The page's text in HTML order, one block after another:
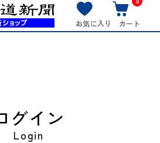
お気に入り カート
グイン
Login